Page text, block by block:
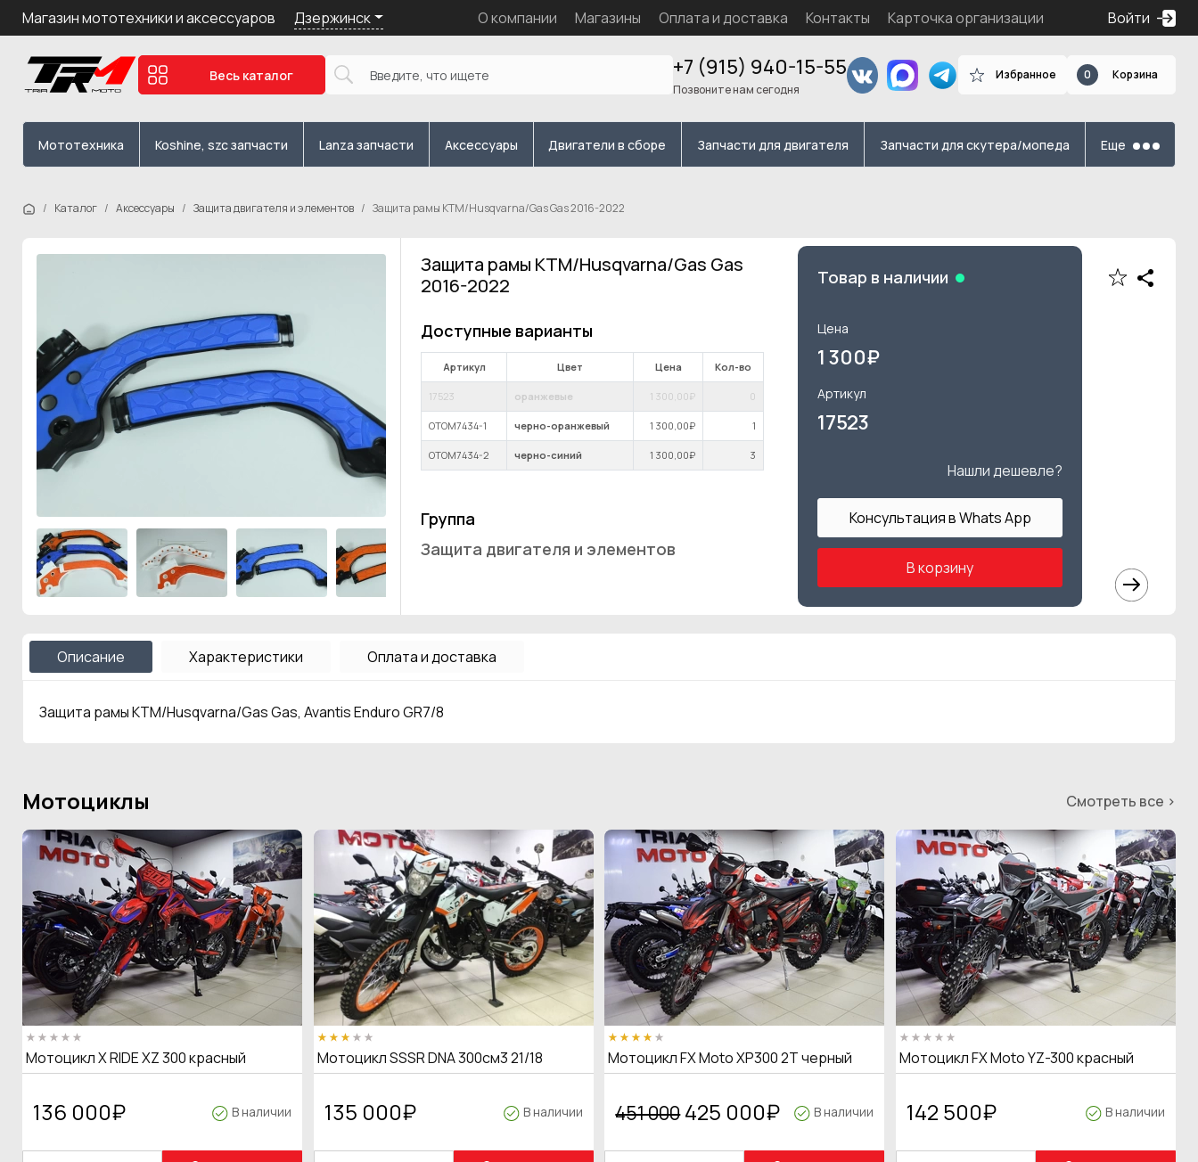
Магазин мототехники и аксессуаров Дзержинск О компании Магазины Оплата и доставка Контакты Карточка организации Войти
Весь каталог +7 (915) 940-15-55
Позвоните нам сегодня
Избранное 0 Корзина
Мототехника Koshine, szc запчасти Lanza запчасти Аксессуары Двигатели в сборе Запчасти для двигателя Запчасти для скутера/мопеда Еще
Каталог Аксессуары Защита двигателя и элементов Защита рамы KTM/Husqvarna/Gas Gas 2016-2022
Защита рамы KTM/Husqvarna/Gas Gas
2016-2022
Доступные варианты
Артикул Цвет Цена Кол-во
17523 оранжевые 1 300 ,00₽ 0
OTOM7434-1 черно-оранжевый 1 300,00₽ 1
OTOM7434-2 черно-синий 1 300,00₽ 3
Группа
Защита двигателя и элементов
Товар в наличии
Цена
1 300₽
Артикул
17523
Нашли дешевле?
Консультация в Whats App
В корзину
Описание Характеристики Оплата и доставка
Защита рамы KTM/Husqvarna/Gas Gas, Avantis Enduro GR7/8
Мотоциклы Смотреть все >
Мотоцикл X RIDE XZ 300 красный
136 000₽ В наличии
Мотоцикл SSSR DNA 300см3 21/18
135 000₽ В наличии
Мотоцикл FX Moto XP300 2T черный
451 000 425 000₽ В наличии
Мотоцикл FX Moto YZ-300 красный
142 500₽ В наличии